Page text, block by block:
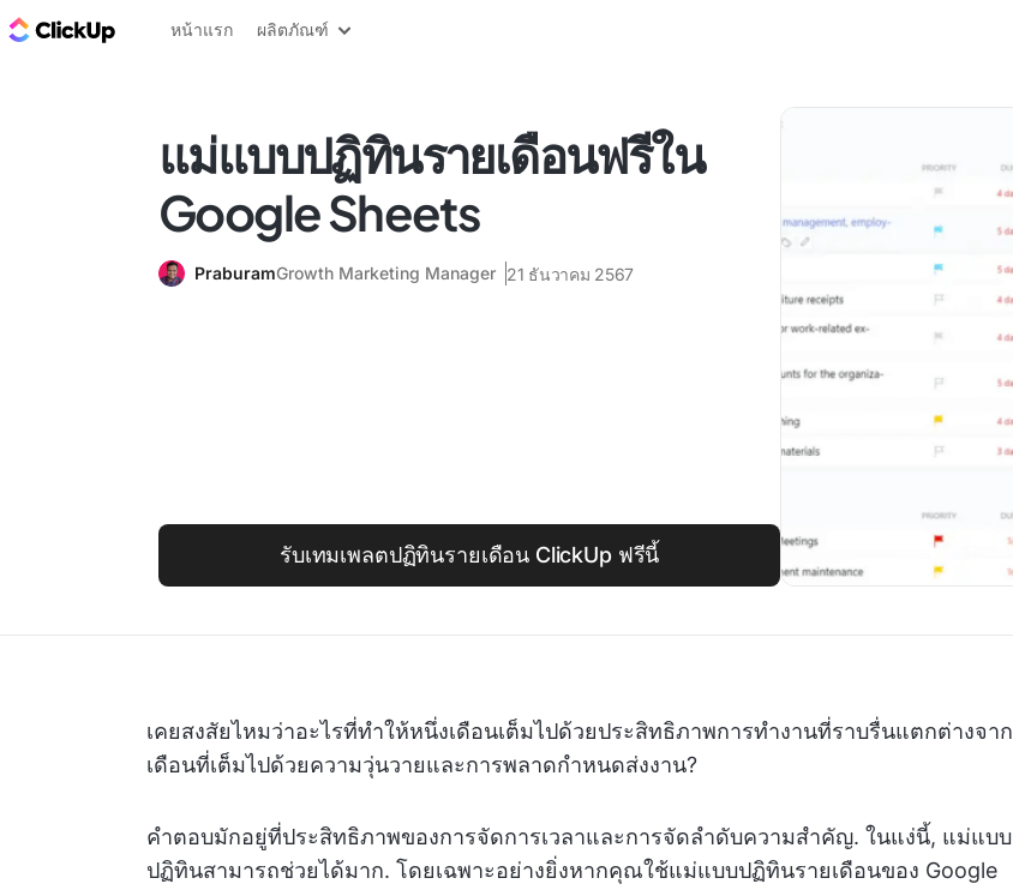
บล็อก ClickUp
หน้าแรก ผลิตภัณฑ์
แม่แบบปฏิทินรายเดือนฟรีใน
Google Sheets
PraburamGrowth Marketing Manager 21 ธันวาคม 2567
รับเทมเพลตปฏิทินรายเดือน ClickUp ฟรีนี้
เคยสงสัยไหมว่าอะไรที่ทำให้หนึ่งเดือนเต็มไปด้วยประสิทธิภาพการทำงานที่ราบรื่นแตกต่างจาก
เดือนที่เต็มไปด้วยความวุ่นวายและการพลาดกำหนดส่งงาน?
คำตอบมักอยู่ที่ประสิทธิภาพของการจัดการเวลาและการจัดลำดับความสำคัญ. ในแง่นี้, แม่แบบ
ปฏิทินสามารถช่วยได้มาก. โดยเฉพาะอย่างยิ่งหากคุณใช้แม่แบบปฏิทินรายเดือนของ Google